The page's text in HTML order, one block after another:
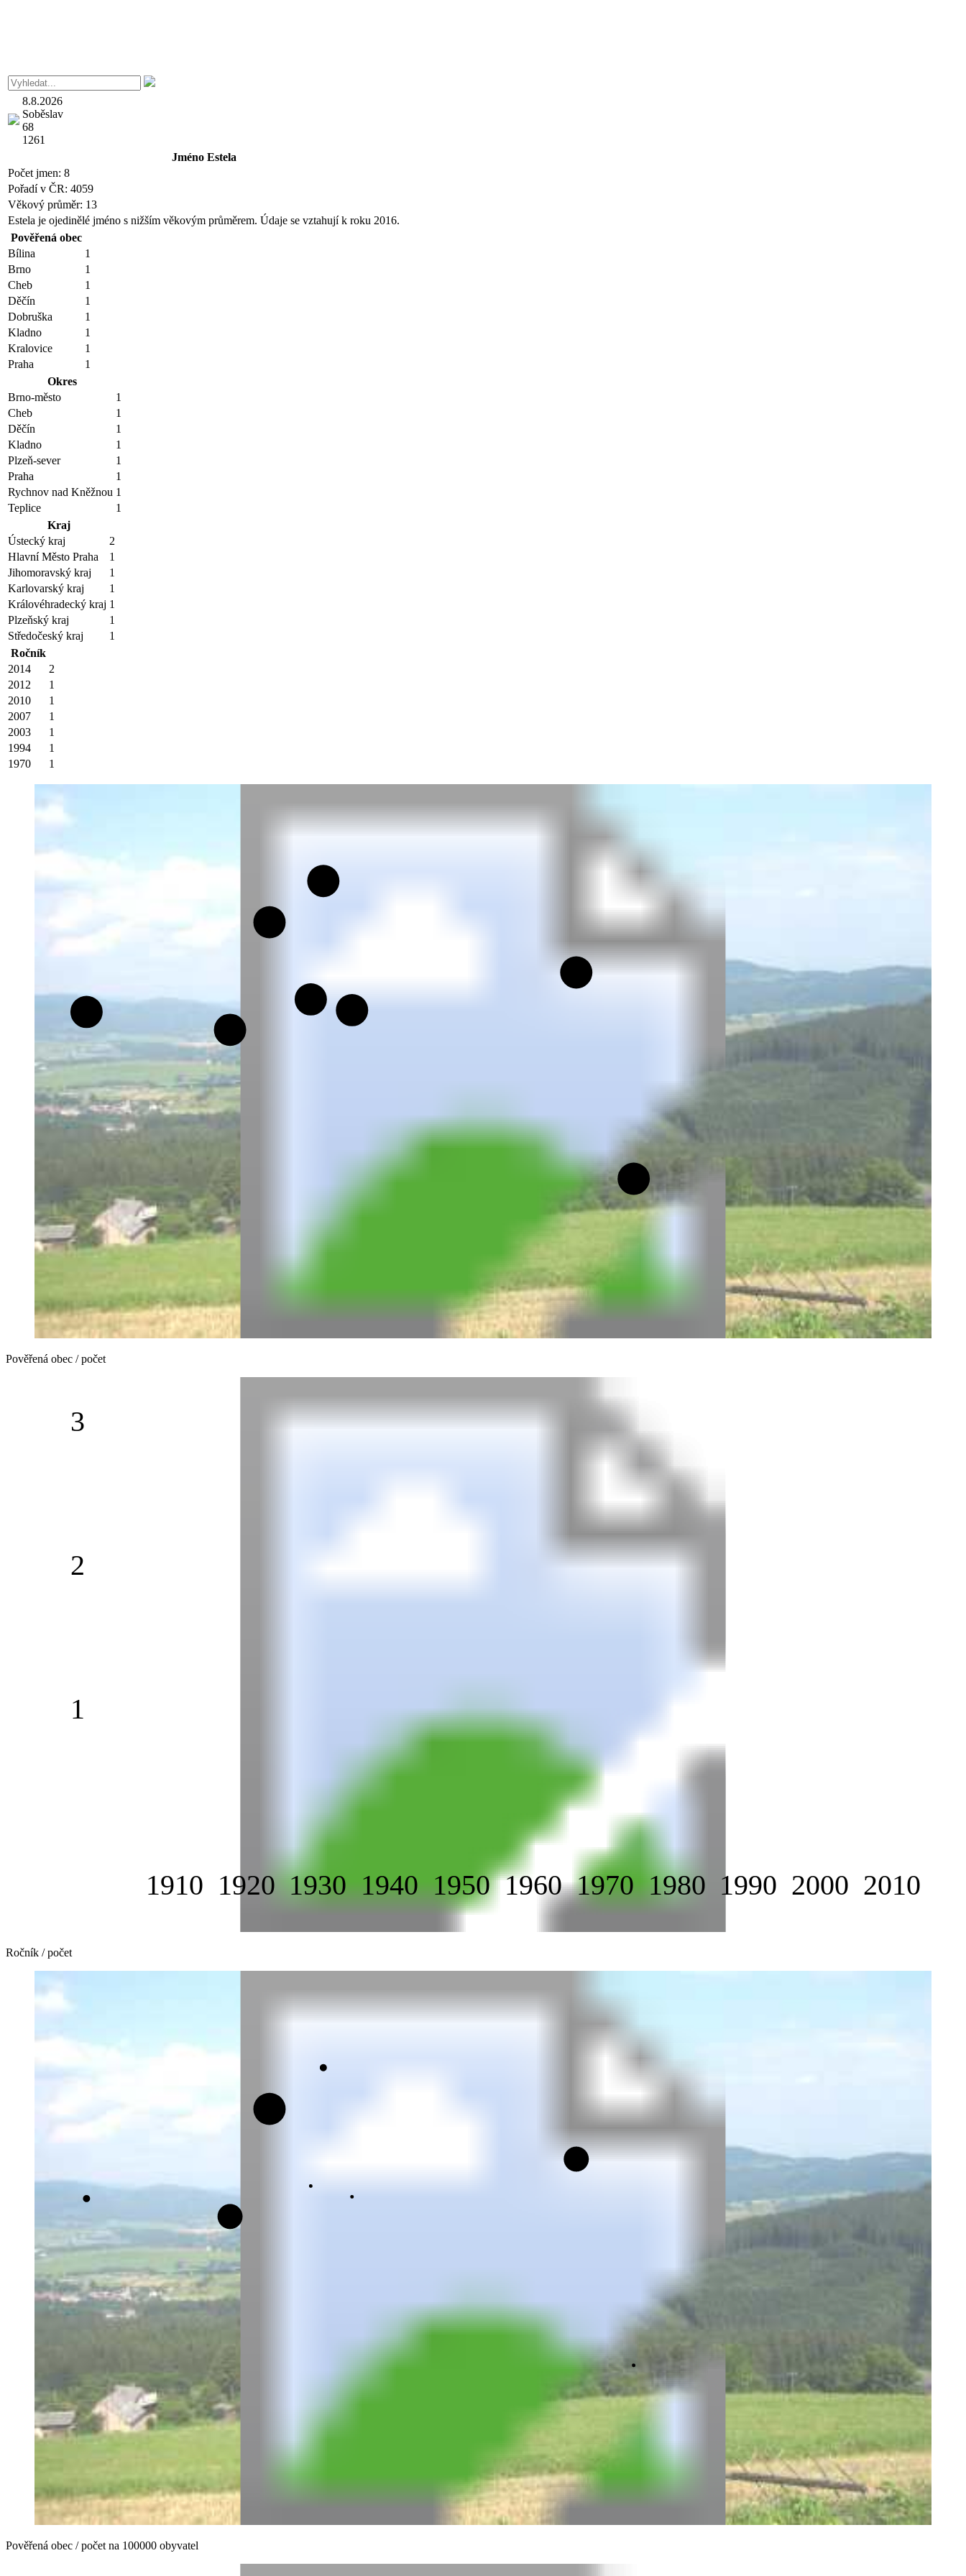
8.8.2026
Soběslav
68
1261
JménoEstela
Počet jmen: 8
Pořadí v ČR: 4059
Věkový průměr: 13
Estela je ojedinělé jméno s nižším věkovým průměrem. Údaje se vztahují k roku 2016.
Pověřená obec
Bílina
1
Brno
1
Cheb
1
Děčín
1
Dobruška
1
Kladno
1
Kralovice
1
Praha
1
Okres
Brno-město
1
Cheb
1
Děčín
1
Kladno
1
Plzeň-sever
1
Praha
1
Rychnov nad Kněžnou 1
Teplice
1
Kraj
Ústecký kraj
2
Hlavní Město Praha
1
Jihomoravský kraj
1
Karlovarský kraj
1
Královéhradecký kraj 1
Plzeňský kraj
1
Středočeský kraj
1
Ročník
2014
2
2012
1
2010
1
2007
1
2003
1
1994
1
1970
1
Pověřená obec / počet
1910 1920 1930 1940 1950 1960 1970 1980 1990 2000 2010
1
2
3
Ročník / počet
Pověřená obec / počet na 100000 obyvatel